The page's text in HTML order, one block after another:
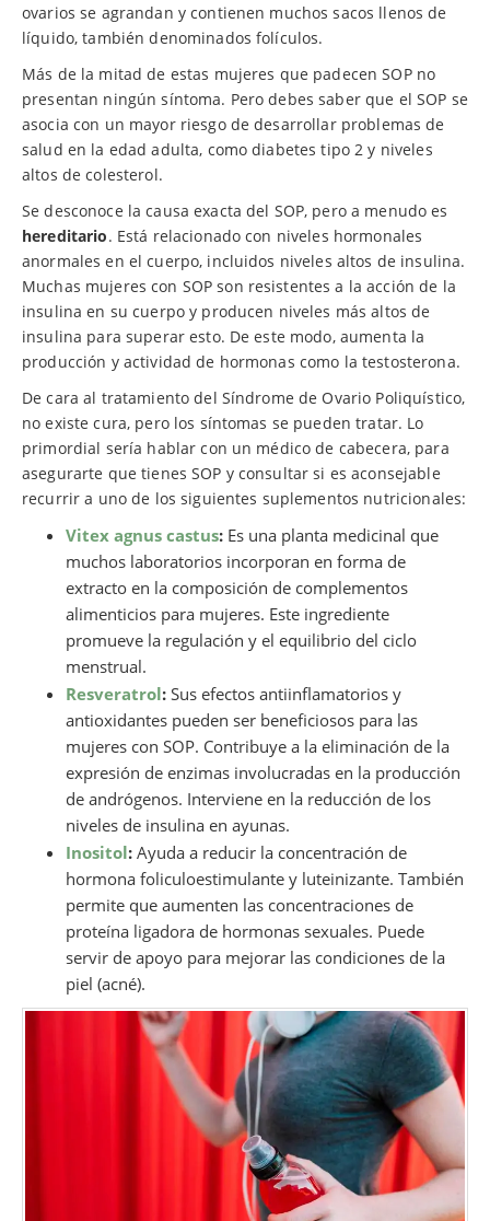
ovarios se agrandan y contienen muchos sacos llenos de
líquido, también denominados folículos.
Más de la mitad de estas mujeres que padecen SOP no
presentan ningún síntoma. Pero debes saber que el SOP se
asocia con un mayor riesgo de desarrollar problemas de
salud en la edad adulta, como diabetes tipo 2 y niveles
altos de colesterol.
Se desconoce la causa exacta del SOP, pero a menudo es
hereditario. Está relacionado con niveles hormonales
anormales en el cuerpo, incluidos niveles altos de insulina.
Muchas mujeres con SOP son resistentes a la acción de la
insulina en su cuerpo y producen niveles más altos de
insulina para superar esto. De este modo, aumenta la
producción y actividad de hormonas como la testosterona.
De cara al tratamiento del Síndrome de Ovario Poliquístico,
no existe cura, pero los síntomas se pueden tratar. Lo
primordial sería hablar con un médico de cabecera, para
asegurarte que tienes SOP y consultar si es aconsejable
recurrir a uno de los siguientes suplementos nutricionales:
Vitex agnus castus: Es una planta medicinal que
muchos laboratorios incorporan en forma de
extracto en la composición de complementos
alimenticios para mujeres. Este ingrediente
promueve la regulación y el equilibrio del ciclo
menstrual.
Resveratrol: Sus efectos antiinflamatorios y
antioxidantes pueden ser beneficiosos para las
mujeres con SOP. Contribuye a la eliminación de la
expresión de enzimas involucradas en la producción
de andrógenos. Interviene en la reducción de los
niveles de insulina en ayunas.
Inositol: Ayuda a reducir la concentración de
hormona foliculoestimulante y luteinizante. También
permite que aumenten las concentraciones de
proteína ligadora de hormonas sexuales. Puede
servir de apoyo para mejorar las condiciones de la
piel (acné).